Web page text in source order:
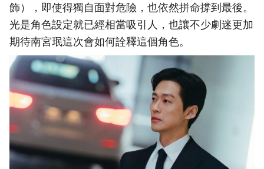
飾），即使得獨自面對危險，也依然拼命撐到最後。
光是角色設定就已經相當吸引人，也讓不少劇迷更加
期待南宮珉這次會如何詮釋這個角色。